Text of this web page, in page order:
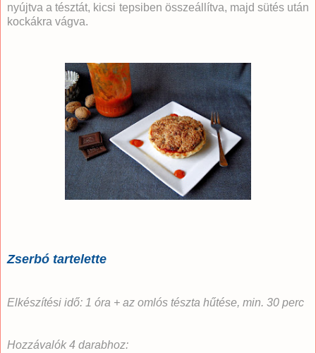
nyújtva a tésztát, kicsi tepsiben összeállítva, majd sütés után
kockákra vágva.
Zserbó tartelette
Elkészítési idő: 1 óra + az omlós tészta hűtése, min. 30 perc
Hozzávalók 4 darabhoz: